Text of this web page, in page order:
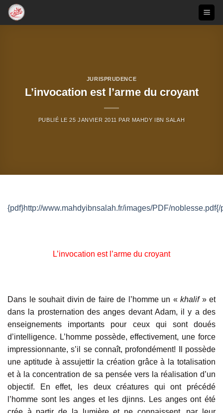
Passer
JURISPRUDENCE
L’invocation est l’arme du croyant
PUBLIÉ LE25 JANVIER 2011 PAR MAHDY IBN SALAH
{pdf}http://www.mahdyibnsalah.fr/images/PDF/noblesse.pdf{/
L’invocation est l’arme du croyant
Dans le souhait divin de faire de l’homme un « khalif » et
dans la prosternation des anges devant Adam, il y a des
enseignements importants pour ceux qui sont doués
d’intelligence. L’homme possède, effectivement, une force
impressionnante, s’il se connaît, profondément! Il possède
une aptitude à assujettir la création grâce à la totalisation
et à la concentration de sa pensée vers la réalisation d’un
objectif. En effet, les deux créatures qui ont précédé
l’homme sont les anges et les djinns. Les anges ont été